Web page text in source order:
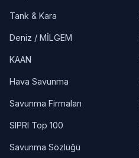
Tank & Kara
Deniz / MİLGEM
KAAN
Hava Savunma
Savunma Firmaları
SIPRI Top 100
Savunma Sözlüğü